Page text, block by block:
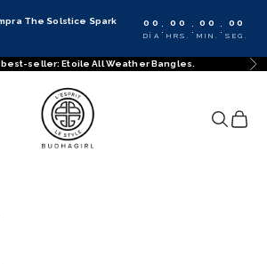
The Solstice Spark
00
DÍA : 00
HRS. : 00
MIN. : 00
SEG.
seller: Etoile All Weather Bangles.
BuDhaGirl
Buscar
Cesta